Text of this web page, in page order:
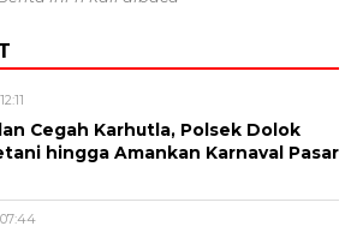
Cegah Karhutla, Polsek Dolok
hingga Amankan Karnaval Pasar